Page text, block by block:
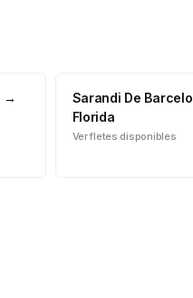
→
Sarandi De Barcelo
Florida
Ver fletes disponibles